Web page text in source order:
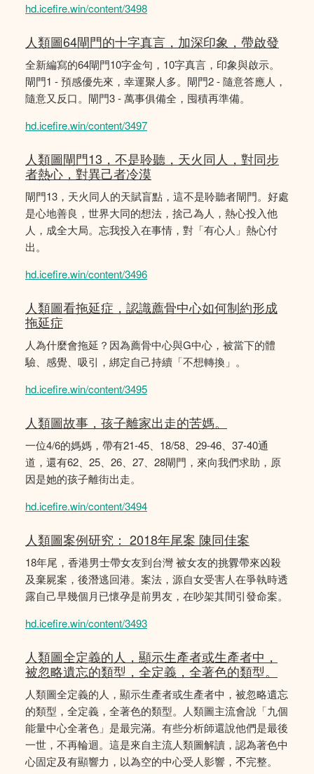
hd.icefire.win/content/3498
人類圖64閘門的十字真言，加深印象，帶啟發
全新編寫的64閘門10字金句，10字真言，印象與啟示。
閘門1 - 預感優先來，幸運聚人多。閘門2 - 隨意答應人，
隨意又反口。閘門3 - 萬事俱備全，囤積再準備。
hd.icefire.win/content/3497
人類圖閘門13，不是聆聽，天火同人，對同步
者熱心，對異己者冷漠
閘門13，天火同人的天賦盲點，這不是聆聽者閘門。好處
是心地善良，世界大同的想法，捨己為人，熱心投入他
人，成全大局。忘我投入在事情，對「有心人」熱心付
出。
hd.icefire.win/content/3496
人類圖看拖延症，認識薦骨中心如何制約形成
拖延症
人為什麼會拖延？因為薦骨中心與G中心，被當下的體
驗、感覺、吸引，綁定自己持續「不想轉換」。
hd.icefire.win/content/3495
人類圖故事，孩子離家出走的苦媽。
一位4/6的媽媽，帶有21-45、18/58、29-46、37-40通
道，還有62、25、26、27、28閘門，來向我們求助，原
因是她的孩子離街出走。
hd.icefire.win/content/3494
人類圖案例研究： 2018年尾案 陳同佳案
18年尾，香港男士帶女友到台灣 被女友的挑釁帶來凶殺
及棄屍案，後潛逃回港。案法，源自女受害人在爭執時透
露自己早幾個月已懷孕是前男友，在吵架其間引發命案。
hd.icefire.win/content/3493
人類圖全定義的人，顯示生產者或生產者中，
被忽略遺忘的類型，全定義，全著色的類型。
人類圖全定義的人，顯示生產者或生產者中，被忽略遺忘
的類型，全定義，全著色的類型。人類圖主流會說「九個
能量中心全著色」是最完滿。有些分析師還說他們是最後
一世，不再輪迴。這是來自主流人類圖解讀，認為著色中
心固定及有顯響力，以為空的中心受人影響，𣎴完整。